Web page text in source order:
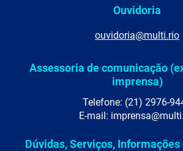
Ouvidoria
ouvidoria@multi.rio
Assessoria de comunicação
imprensa)
Telefone: (21) 2976-
E-mail:
Dúvidas, Serviços, Informações